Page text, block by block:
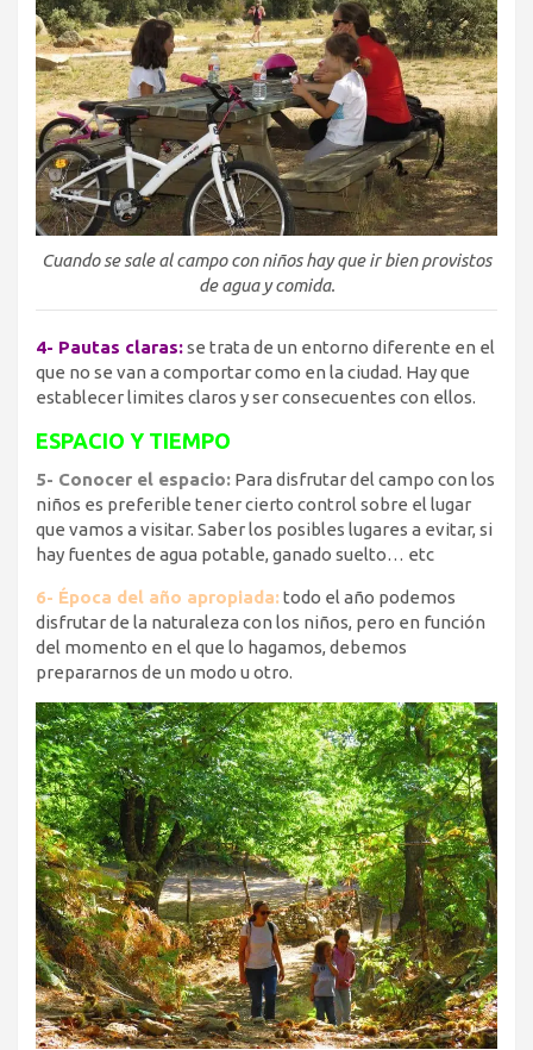
Cuando se sale al campo con niños hay que ir bien provistos
de agua y comida.
4- Pautas claras:se trata de un entorno diferente en el
que no se van a comportar como en la ciudad. Hay que
establecer limites claros y ser consecuentes con ellos.
ESPACIO Y TIEMPO
5- Conocer el espacio: Para disfrutar del campo con los
niños es preferible tener cierto control sobre el lugar
que vamos a visitar. Saber los posibles lugares a evitar, si
hay fuentes de agua potable, ganado suelto… etc
6- Época del año apropiada:todo el año podemos
disfrutar de la naturaleza con los niños, pero en función
del momento en el que lo hagamos, debemos
prepararnos de un modo u otro.